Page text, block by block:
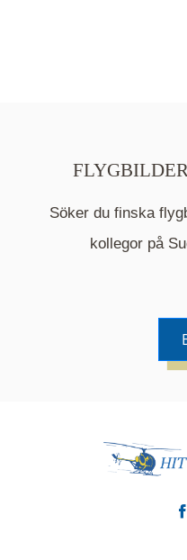
Mappen är en
kommer nu visa de
Söker du finska
kollegor på